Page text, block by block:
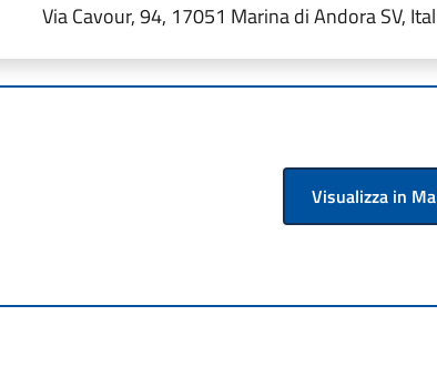
Via Cavour, 94, 17051 Marina di Andora SV,
Visualizza in